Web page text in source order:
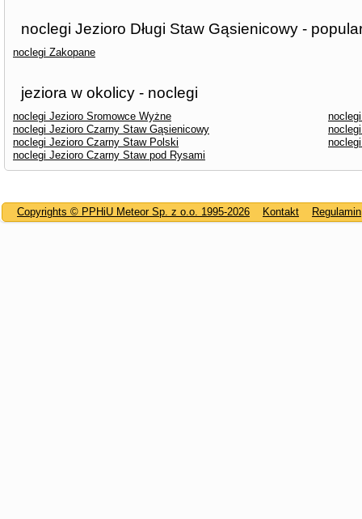
noclegi Jezioro Długi Staw Gąsienicowy -
noclegi Zakopane
jeziora w okolicy - noclegi
noclegi Jezioro Sromowce Wyżne
noclegi Jezioro Czarny Staw Gąsienicowy
noclegi Jezioro Czarny Staw Polski
noclegi Jezioro Czarny Staw pod Rysami
Copyrights © PPHiU Meteor Sp. z o.o. 1995-2026 Kontakt Regulamin